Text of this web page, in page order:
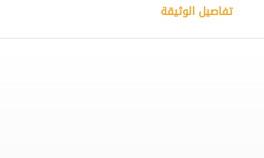
تفاصيل الوثيقة